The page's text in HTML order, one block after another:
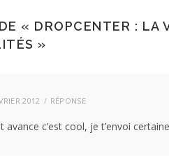
« DROPCENTER : LA
»
2012 RÉPONSE
avance c’est cool, je t’envoi